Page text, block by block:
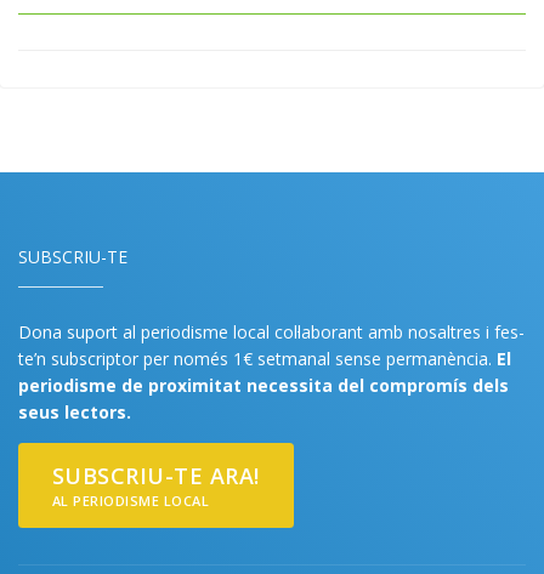
SUBSCRIU-TE
Dona suport al periodisme local col·laborant amb nosaltres i fes-
te’n subscriptor per només 1€ setmanal sense permanència. El
periodisme de proximitat necessita del compromís dels
seus lectors.
SUBSCRIU-TE ARA!
AL PERIODISME LOCAL